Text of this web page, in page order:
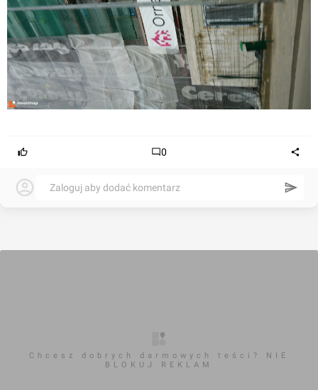
0
Zaloguj aby dodać komentarz
Chcesz dobrych darmowych teści? NIE
BLOKUJ REKLAM